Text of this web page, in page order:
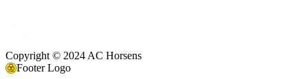
Copyright © 2024 AC Horsens
Footer Logo